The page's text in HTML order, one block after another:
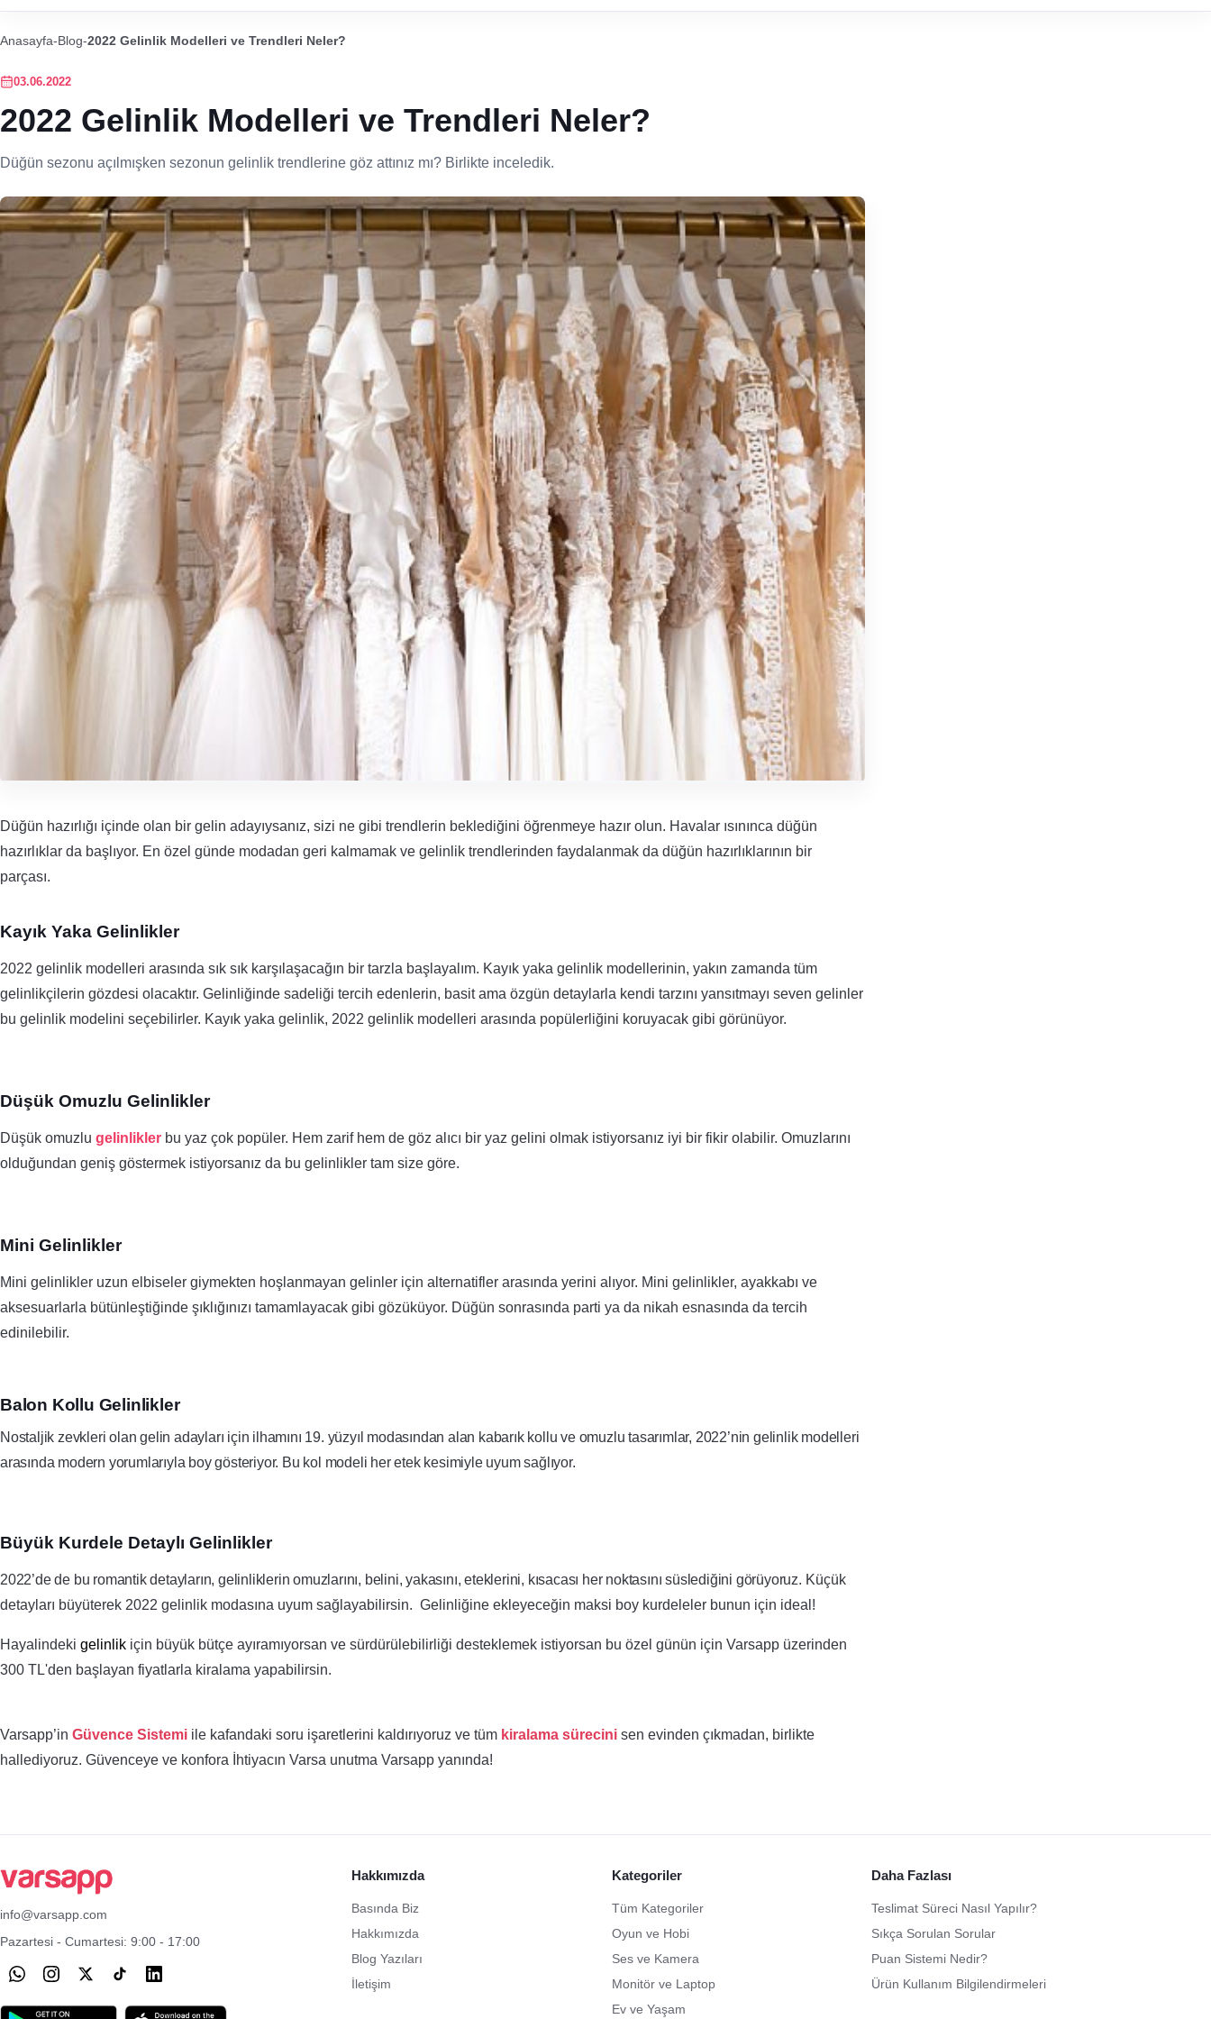
Anasayfa-Blog-2022 Gelinlik Modelleri ve Trendleri Neler?
03.06.2022
2022 Gelinlik Modelleri ve Trendleri Neler?
Düğün sezonu açılmışken sezonun gelinlik trendlerine göz attınız mı? Birlikte inceledik.
Düğün hazırlığı içinde olan bir gelin adayıysanız, sizi ne gibi trendlerin beklediğini öğrenmeye hazır olun. Havalar ısınınca düğün
hazırlıklar da başlıyor. En özel günde modadan geri kalmamak ve gelinlik trendlerinden faydalanmak da düğün hazırlıklarının bir
parçası.
Kayık Yaka Gelinlikler
2022 gelinlik modelleri arasında sık sık karşılaşacağın bir tarzla başlayalım. Kayık yaka gelinlik modellerinin, yakın zamanda tüm
gelinlikçilerin gözdesi olacaktır. Gelinliğinde sadeliği tercih edenlerin, basit ama özgün detaylarla kendi tarzını yansıtmayı seven gelinler
bu gelinlik modelini seçebilirler. Kayık yaka gelinlik, 2022 gelinlik modelleri arasında popülerliğini koruyacak gibi görünüyor.
Düşük Omuzlu Gelinlikler
Düşük omuzlu gelinlikler bu yaz çok popüler. Hem zarif hem de göz alıcı bir yaz gelini olmak istiyorsanız iyi bir fikir olabilir. Omuzlarını
olduğundan geniş göstermek istiyorsanız da bu gelinlikler tam size göre.
Mini Gelinlikler
Mini gelinlikler uzun elbiseler giymekten hoşlanmayan gelinler için alternatifler arasında yerini alıyor. Mini gelinlikler, ayakkabı ve
aksesuarlarla bütünleştiğinde şıklığınızı tamamlayacak gibi gözüküyor. Düğün sonrasında parti ya da nikah esnasında da tercih
edinilebilir.
Balon Kollu Gelinlikler
Nostaljik zevkleri olan gelin adayları için ilhamını 19. yüzyıl modasından alan kabarık kollu ve omuzlu tasarımlar, 2022’nin gelinlik modelleri
arasında modern yorumlarıyla boy gösteriyor. Bu kol modeli her etek kesimiyle uyum sağlıyor.
Büyük Kurdele Detaylı Gelinlikler
2022’de de bu romantik detayların, gelinliklerin omuzlarını, belini, yakasını, eteklerini, kısacası her noktasını süslediğini görüyoruz. Küçük
detayları büyüterek 2022 gelinlik modasına uyum sağlayabilirsin. Gelinliğine ekleyeceğin maksi boy kurdeleler bunun için ideal!
Hayalindeki gelinlik için büyük bütçe ayıramıyorsan ve sürdürülebilirliği desteklemek istiyorsan bu özel günün için Varsapp üzerinden
300 TL'den başlayan fiyatlarla kiralama yapabilirsin.
Varsapp’in Güvence Sistemi ile kafandaki soru işaretlerini kaldırıyoruz ve tüm kiralama sürecini sen evinden çıkmadan, birlikte
hallediyoruz. Güvenceye ve konfora İhtiyacın Varsa unutma Varsapp yanında!
info@varsapp.com
Pazartesi - Cumartesi: 9:00 - 17:00
Hakkımızda
Basında Biz
Hakkımızda
Blog Yazıları
İletişim
Kategoriler
Tüm Kategoriler
Oyun ve Hobi
Ses ve Kamera
Monitör ve Laptop
Ev ve Yaşam
Daha Fazlası
Teslimat Süreci Nasıl Yapılır?
Sıkça Sorulan Sorular
Puan Sistemi Nedir?
Ürün Kullanım Bilgilendirmeleri